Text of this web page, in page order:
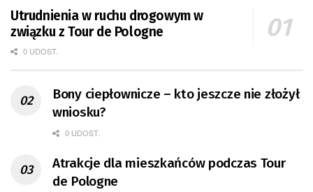
Utrudnienia w ruchu drogowym w
związku z Tour de Pologne
0 UDOST.
Bony ciepłownicze – kto jeszcze nie złożył
wniosku?
0 UDOST.
Atrakcje dla mieszkańców podczas Tour
de Pologne